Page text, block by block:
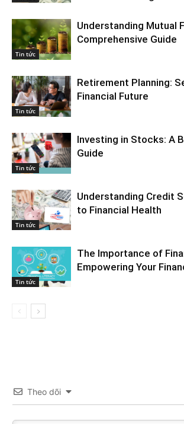
Tin tức
Understanding Mutual
Comprehensive Guide
Tin tức
Retirement Planning:
Financial Future
Tin tức
Investing in Stocks: A
Guide
Tin tức
Understanding Credit
to Financial Health
Tin tức
The Importance of
Empowering Your
Theo dõi